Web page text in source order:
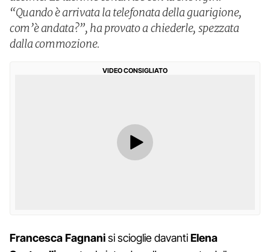
“Quando è arrivata la telefonata della guarigione,
com’è andata?”, ha provato a chiederle, spezzata
dalla commozione.
VIDEO CONSIGLIATO
Francesca Fagnanisi scioglie davantiElena